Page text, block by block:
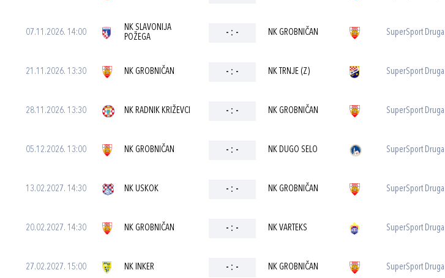
07.11.2026. 14:00
NK SLAVONIJA
POŽEGA
- : - NK GROBNIČAN SuperSport
21.11.2026. 13:30 NK GROBNIČAN - : - NK TRNJE (Z) SuperSport
28.11.2026. 13:30 NK RADNIK KRIŽEVCI - : - NK GROBNIČAN SuperSport
05.12.2026. 13:00 NK GROBNIČAN - : - NK DUGO SELO SuperSport
13.02.2027. 14:30 NK USKOK - : - NK GROBNIČAN SuperSport
20.02.2027. 14:30 NK GROBNIČAN - : - NK VARTEKS SuperSport
27.02.2027. 15:00 NK INKER - : - NK GROBNIČAN SuperSport